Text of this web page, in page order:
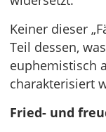
Keiner dieser
Teil dessen,
euphemistisch
charakterisiert
Fried- und